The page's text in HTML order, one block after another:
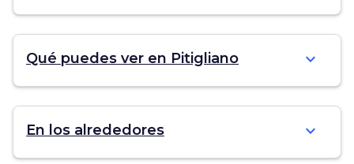
Qué puedes ver en Pitigliano expand_more
En los alrededores expand_more